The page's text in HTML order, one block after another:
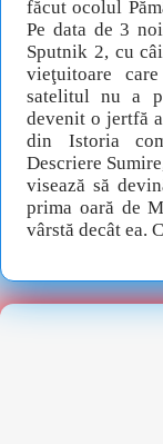
făcut ocolul
Pe data de 3
Sputnik 2, cu
vieţuitoare
satelitul nu a
devenit o jertfă
din Istoria
Descriere
visează să
prima oară de
vârstă decât ea.